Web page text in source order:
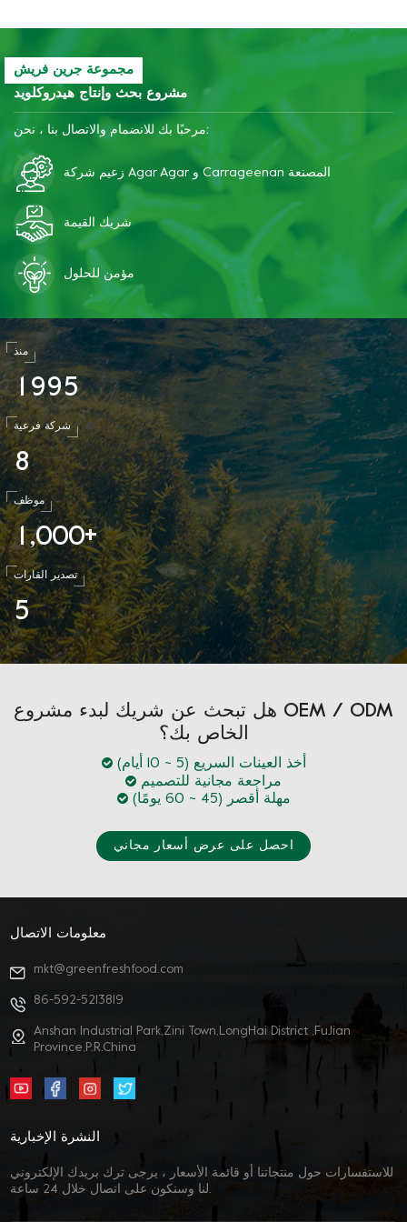
مجموعة جرين فريش
مشروع بحث وإنتاج هيدروكلويد
مرحبًا بك للانضمام والاتصال بنا ، نحن:
زعيم شركة Agar Agar و Carrageenan المصنعة
شريك القيمة
مؤمن للحلول
منذ
1 995
شركة فرعية
8
موظف
1 ,000+
تصدير القارات
5
هل تبحث عن شريك لبدء مشروع OEM / ODM
الخاص بك؟
أخذ العينات السريع (5 ~ 10 أيام)
مراجعة مجانية للتصميم
مهلة أقصر (45 ~ 60 يومًا)
احصل على عرض أسعار مجاني
معلومات الاتصال
mkt@greenfreshfood.com
86-592-5213819
Anshan Industrial Park,Zini Town,LongHai District ,FuJian
Province,P.R.China
النشرة الإخبارية
للاستفسارات حول منتجاتنا أو قائمة الأسعار ، يرجى ترك بريدك الإلكتروني
لنا وسنكون على اتصال خلال 24 ساعة.